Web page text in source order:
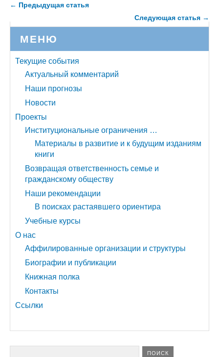
← Предыдущая статья
Следующая статья →
МЕНЮ
Текущие события
Актуальный комментарий
Наши прогнозы
Новости
Проекты
Институциональные ограничения …
Материалы в развитие и к будущим изданиям
книги
Возвращая ответственность семье и
гражданскому обществу
Наши рекомендации
В поисках растаявшего ориентира
Учебные курсы
О нас
Аффилированные организации и структуры
Биографии и публикации
Книжная полка
Контакты
Ссылки